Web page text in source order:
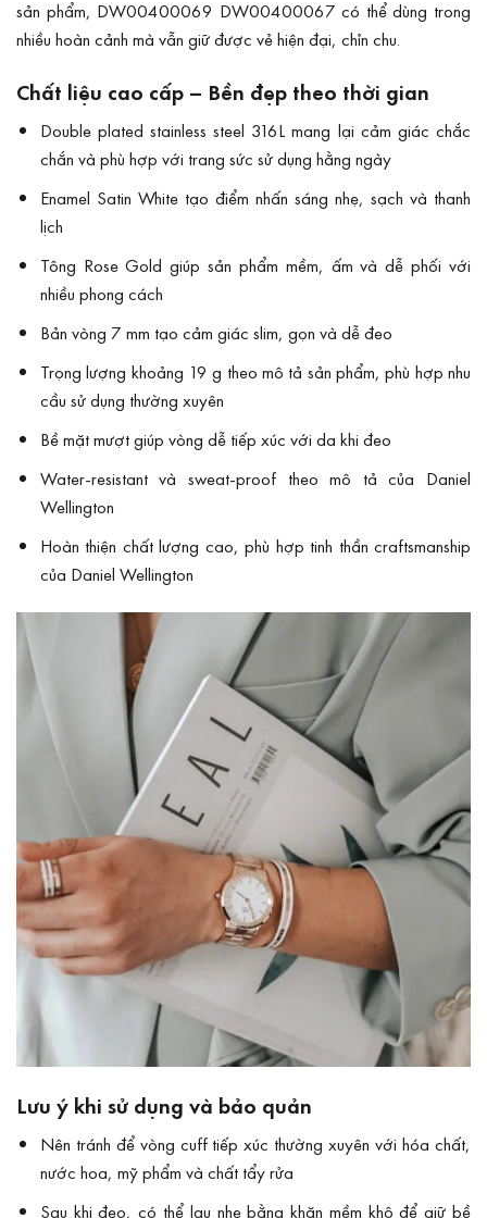
sản phẩm, DW00400069 DW00400067 có thể dùng trong
nhiều hoàn cảnh mà vẫn giữ được vẻ hiện đại, chỉn chu.
Chất liệu cao cấp – Bền đẹp theo thời gian
Double plated stainless steel 316L mang lại cảm giác chắc
chắn và phù hợp với trang sức sử dụng hằng ngày
Enamel Satin White tạo điểm nhấn sáng nhẹ, sạch và thanh
lịch
Tông Rose Gold giúp sản phẩm mềm, ấm và dễ phối với
nhiều phong cách
Bản vòng 7 mm tạo cảm giác slim, gọn và dễ đeo
Trọng lượng khoảng 19 g theo mô tả sản phẩm, phù hợp nhu
cầu sử dụng thường xuyên
Bề mặt mượt giúp vòng dễ tiếp xúc với da khi đeo
Water-resistant và sweat-proof theo mô tả của Daniel
Wellington
Hoàn thiện chất lượng cao, phù hợp tinh thần craftsmanship
của Daniel Wellington
Lưu ý khi sử dụng và bảo quản
Nên tránh để vòng cuff tiếp xúc thường xuyên với hóa chất,
nước hoa, mỹ phẩm và chất tẩy rửa
Sau khi đeo, có thể lau nhẹ bằng khăn mềm khô để giữ bề